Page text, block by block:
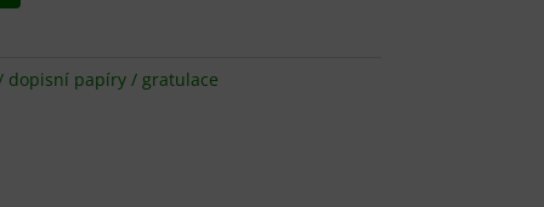
dopisní papíry / gratulace